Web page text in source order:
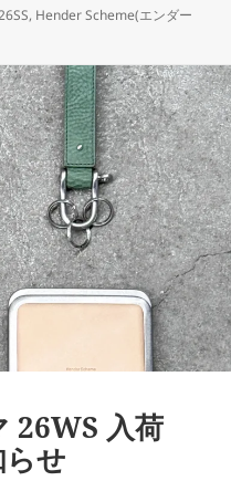
, Hender Scheme(エンダー
ERA 『HS 9TWENTY』 に
26WS 入荷
せ